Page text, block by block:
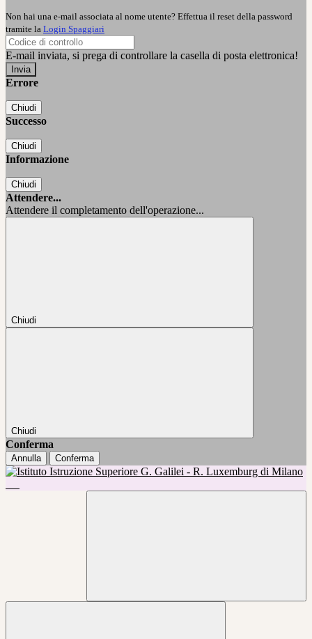
Non hai una e-mail associata al nome utente? Effettua il reset della password
tramite la Login Spaggiari
E-mail inviata, si prega di controllare la casella di posta elettronica!
Errore
Chiudi
Successo
Chiudi
Informazione
Chiudi
Attendere...
Attendere il completamento dell'operazione...
Chiudi
Chiudi
Conferma
Annulla Conferma